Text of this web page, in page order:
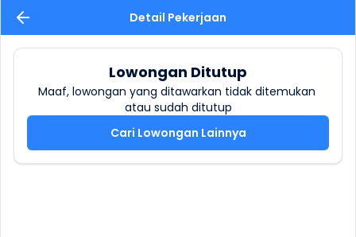
Detail Pekerjaan
Lowongan Ditutup
Maaf, lowongan yang ditawarkan tidak ditemukan
atau sudah ditutup
Cari Lowongan Lainnya